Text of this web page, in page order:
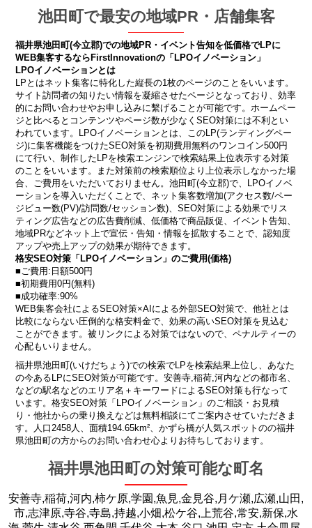
池田町で最安の地域PR・店舗集客
福井県池田町(今立郡)での地域PR・イベント告知を低価格でLPに
WEB集客するならFirstInnovationの「LPOイノベーション」
LPOイノベーションとは
LPとはネット集客に特化した縦長の1枚のページのことをいいます。
サイト訪問者の知りたい情報を凝縮させたページとなっており、効率
的にお問い合わせやお申し込みに繫げることが可能です。ホームペー
ジと比べるとコンテンツやページ数が少なくSEO対策には不利とい
われています。LPOイノベーションとは、このLP(ランディングペー
ジ)に集客機能をつけたSEO対策を初期費用無料のワンコイン500円
にて行い、制作したLPを検索エンジンで検索結果上位表示する対策
のことをいいます。また対策前の検索順位より上位表示しなかった場
合、ご費用をいただいておりません。池田町(今立郡)で、LPOイノベ
ーションを導入いただくことで、ネット集客数増加(アクセス数/ペー
ジビュー数(PV)/訪問数/セッション数)、SEO対策による効果でリス
ティング広告などの広告費削減、低価格で商品販促、イベント告知、
地域PRなどネット上で宣伝・告知・情報を拡散することで、認知度
アップや売上アップの効果が期待できます。
格安SEO対策「LPOイノベーション」のご費用(価格)
■ご費用:日額500円
■初期費用0円(無料)
■成功確率:90%
WEB集客会社によるSEO対策×AIによる外部SEO対策で、他社とは
比較にならない圧倒的な格安料金で、効果の高いSEO対策を見込む
ことができます。被リンクによる対策ではないので、ペナルティーの
心配もいりません。
福井県池田町(いけだちょう)での検索でLPを検索結果上位し、あなた
の今あるLPにSEO対策が可能です。安善寺,稲荷,河内などの都市名、
などの駅名などのエリア名＋キーワードによるSEO対策も行なって
います。格安SEO対策「LPOイノベーション」のご相談・お見積
り・他社からの乗り換えなどは無料相談にてご案内させていただきま
す。人口2458人、面積194.65km²、かずら橋が人気スポットのの福井
県池田町の方からのお問い合わせ心よりお待ちしております。
福井県池田町の対策可能な町名
安善寺,稲荷,河内,柿ケ原,学園,魚見,金見谷,月ケ瀬,広瀬,山田,
市,志津原,寺谷,寺島,持越,小畑,松ケ谷,上荒谷,常安,新保,水